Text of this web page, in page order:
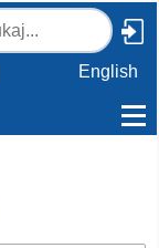
English